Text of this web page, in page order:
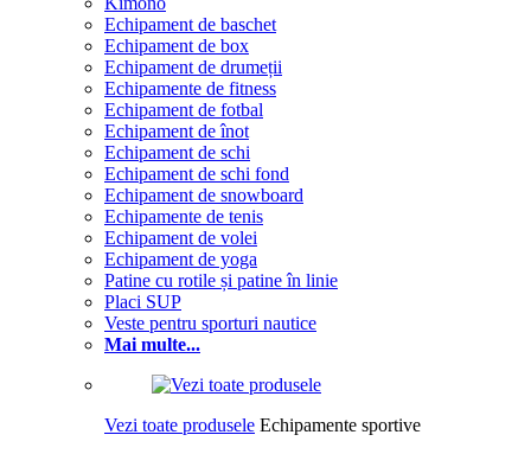
Echipament de baschet
Echipament de box
Echipament de drumeții
Echipamente de fitness
Echipament de fotbal
Echipament de înot
Echipament de schi
Echipament de schi fond
Echipament de snowboard
Echipamente de tenis
Echipament de volei
Echipament de yoga
Patine cu rotile și patine în linie
Placi SUP
Veste pentru sporturi nautice
Mai multe...
Vezi toate produsele Echipamente sportive